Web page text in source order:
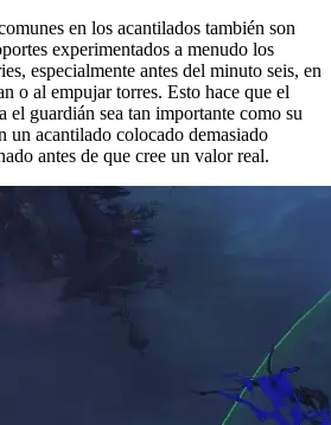
en los acantilados también son
experimentados a menudo los
especialmente antes del minuto seis, en
o al empujar torres. Esto hace que el
el guardián sea tan importante como su
un acantilado colocado demasiado
antes de que cree un valor real.